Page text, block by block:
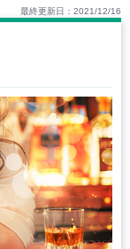
最終更新日：2021/12/16